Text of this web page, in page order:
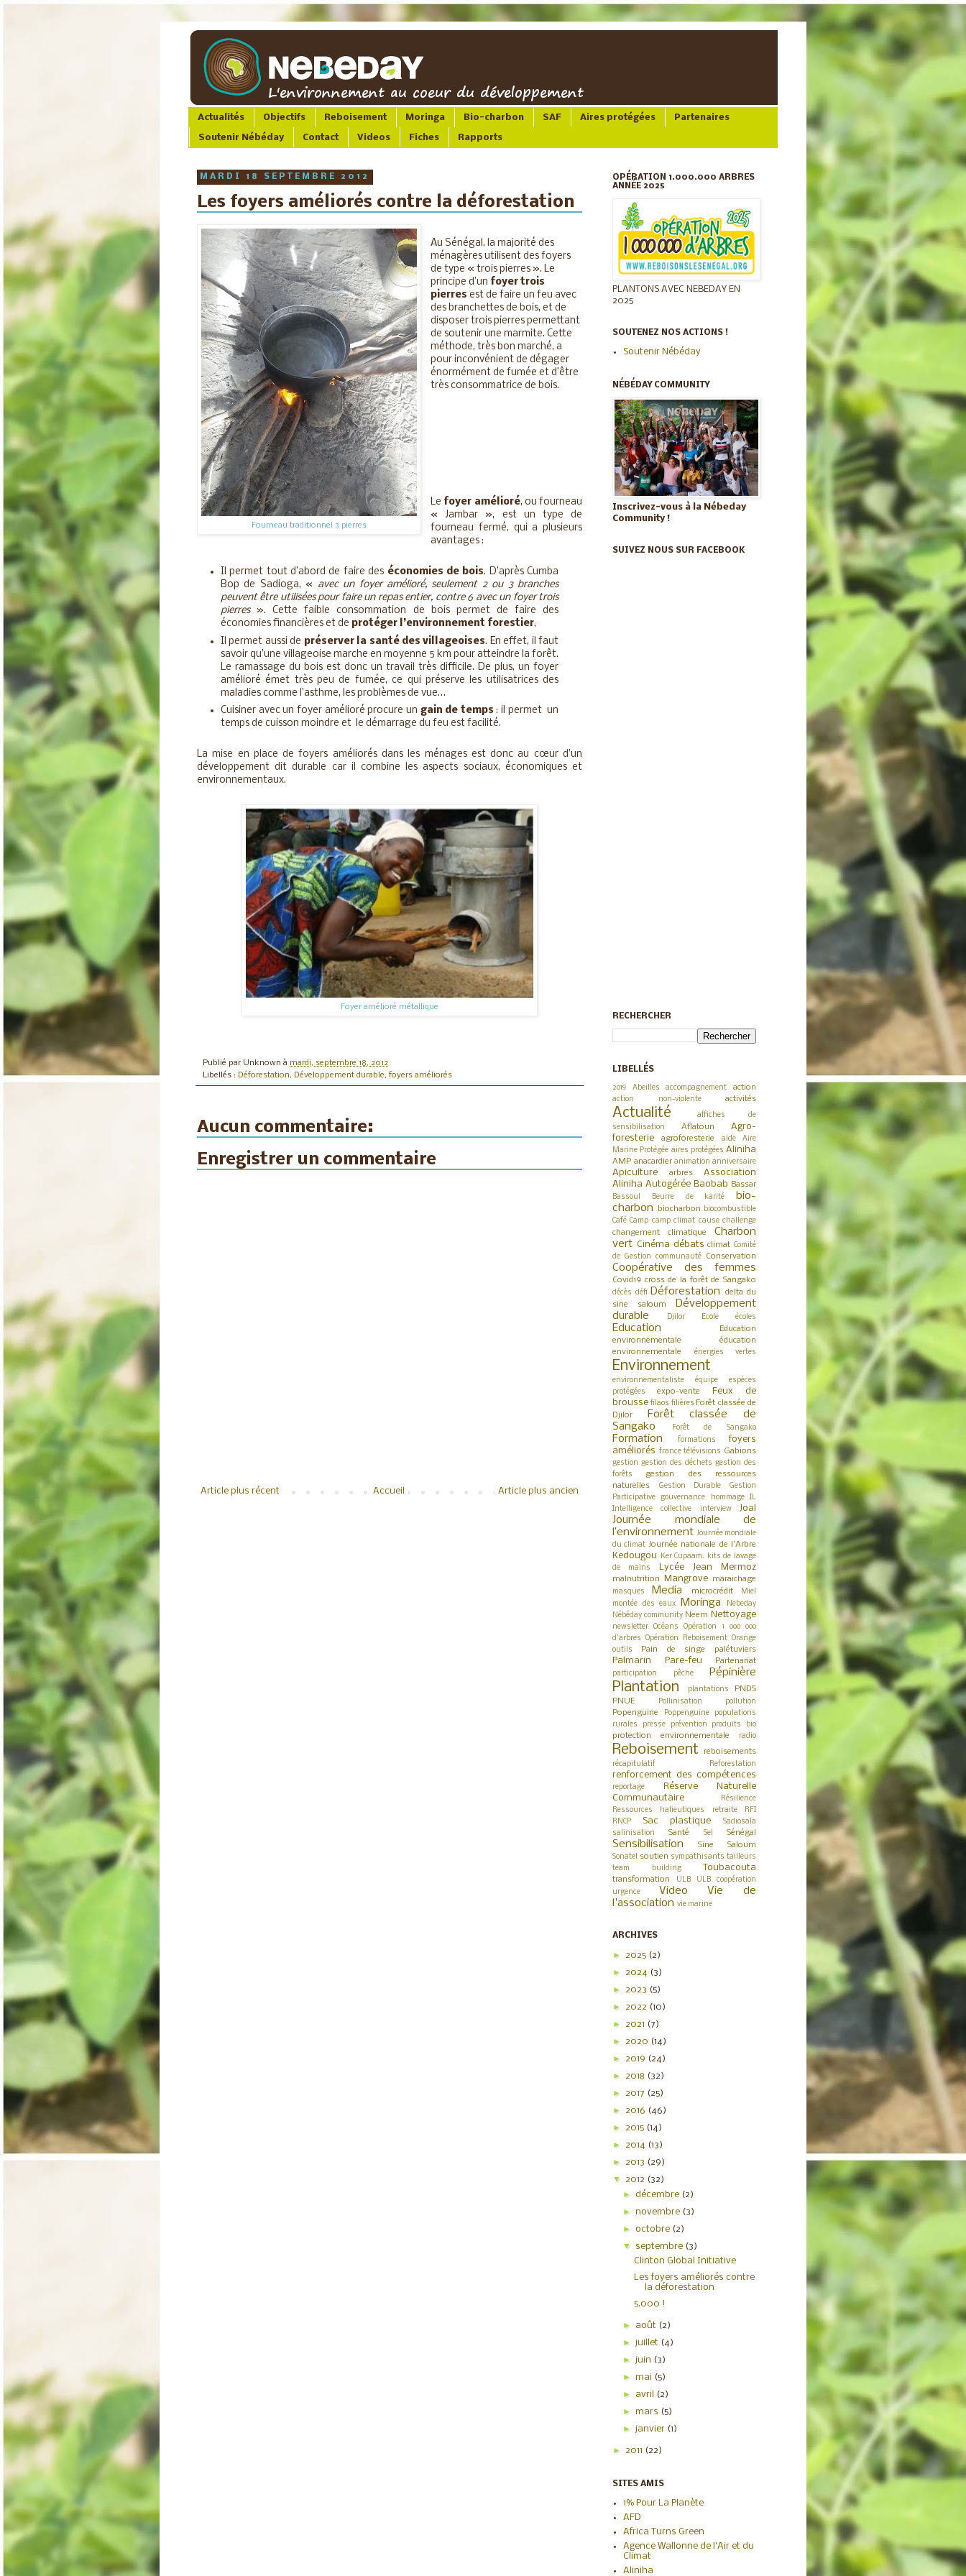
Actualités Objectifs Reboisement Moringa Bio-charbon SAF Aires protégées Partenaires
Soutenir Nébéday Contact Videos Fiches Rapports
MARDI 18 SEPTEMBRE 2012
Les foyers améliorés contre la déforestation
Fourneau traditionnel 3 pierres
Au Sénégal, la majorité des
ménagères utilisent des foyers
de type « trois pierres ». Le
principe d’un foyer trois
pierres est de faire un feu avec
des branchettes de bois, et de
disposer trois pierres permettant
de soutenir une marmite. Cette
méthode, très bon marché, a
pour inconvénient de dégager
énormément de fumée et d’être
très consommatrice de bois.
Le foyer amélioré, ou fourneau
« Jambar », est un type de
fourneau fermé, qui a plusieurs
avantages :
Il permet tout d’abord de faire des économies de bois. D’après Cumba
Bop de Sadioga, « avec un foyer amélioré, seulement 2 ou 3 branches
peuvent être utilisées pour faire un repas entier, contre 6 avec un foyer trois
pierres». Cette faible consommation de bois permet de faire des
économies financières et de protéger l’environnement forestier,
Il permet aussi de préserver la santé des villageoises. En effet, il faut
savoir qu’une villageoise marche en moyenne 5 km pour atteindre la forêt.
Le ramassage du bois est donc un travail très difficile. De plus, un foyer
amélioré émet très peu de fumée, ce qui préserve les utilisatrices des
maladies comme l’asthme, les problèmes de vue…
Cuisiner avec un foyer amélioré procure un gain de temps : il permet un
temps de cuisson moindre et le démarrage du feu est facilité.
La mise en place de foyers améliorés dans les ménages est donc au cœur d’un
développement dit durable car il combine les aspects sociaux, économiques et
environnementaux.
Foyer amélioré métallique
Publié par Unknown à mardi, septembre 18, 2012
Libellés : Déforestation, Développement durable, foyers améliorés
Aucun commentaire:
Enregistrer un commentaire
Article plus récent Article plus ancien
Accueil
OPÉRATION 1.000.000 ARBRES
ANNÉE 2025
PLANTONS AVEC NEBEDAY EN
2025
SOUTENEZ NOS ACTIONS !
Soutenir Nébéday
NÉBÉDAY COMMUNITY
Inscrivez-vous à la Nébeday
Community !
SUIVEZ NOUS SUR FACEBOOK
RECHERCHER
LIBELLÉS
2019 Abeilles accompagnement action
action non-violente activités
Actualité
affiches de
sensibilisation
Aflatoun
Agro-
foresterie
agroforesterie aide
Aire
Marine Protégée aires protégées Aliniha
AMP anacardier animation anniversaire
Apiculture arbres
Association
Aliniha Autogérée Baobab Bassar
Bassoul Beurre de karité
bio-
charbon
biocharbon biocombustible
Café Camp camp climat cause challenge
changement climatique
Charbon
vert Cinéma débats climat Comité
de Gestion
communauté Conservation
Coopérative des femmes
Covid19 cross de la forêt de Sangako
décès défi Déforestation
delta du
sine saloum
Développement
durable
Djilor Ecole écoles
Education
Education
environnementale
éducation
environnementale
énergies vertes
Environnement
environnementaliste équipe
espèces
protégées
expo-vente
Feux de
brousse filaos filières Forêt classée de
Djilor
Forêt classée de
Sangako
Forêt de Sangako
Formation formations
foyers
améliorés france télévisions Gabions
gestion gestion des déchets gestion des
forêts
gestion des ressources
naturelles
Gestion Durable
Gestion
Participative
gouvernance hommage
IL
Intelligence collective
interview Joal
Journée mondiale de
l’environnement Journée mondiale
du climat Journée nationale de l'Arbre
Kedougou Ker Cupaam.
kits de lavage
de mains
Lycée Jean Mermoz
malnutrition Mangrove maraichage
masques Media microcrédit
Miel
montée des eaux
Moringa
Nebeday
Nébéday community Neem Nettoyage
newsletter Océans
Opération 1 000 000
d'arbres
Opération Reboisement Orange
outils
Pain de singe palétuviers
Palmarin Pare-feu Partenariat
participation pêche Pépinière
Plantation plantations
PNDS
PNUE
Pollinisation pollution
Popenguine Poppenguine
populations
rurales
presse prévention produits bio
protection environnementale radio
Reboisement reboisements
récapitulatif Reforestation
renforcement des compétences
reportage
Réserve Naturelle
Communautaire
Résilience
Ressources halieutiques
retraite
RFI
RNCP
Sac plastique
Sadiosala
salinisation
Santé Sel Sénégal
Sensibilisation Sine Saloum
Sonatel soutien sympathisants tailleurs
team building
Toubacouta
transformation ULB
ULB coopération
urgence
Video
Vie de
l'association vie marine
ARCHIVES
► 2025 (2)
► 2024 (3)
► 2023 (5)
► 2022 (10)
► 2021 (7)
► 2020 (14)
► 2019 (24)
► 2018 (32)
► 2017 (25)
► 2016 (46)
► 2015 (14)
► 2014 (13)
► 2013 (29)
▼ 2012 (32)
► décembre (2)
►novembre (3)
►octobre (2)
▼ septembre (3)
Clinton Global Initiative
Les foyers améliorés contre
la déforestation
5.000 !
► août (2)
►juillet (4)
►juin (3)
►mai (5)
► avril (2)
►mars (5)
►janvier (1)
► 2011 (22)
SITES AMIS
1% Pour La Planète
AFD
Africa Turns Green
Agence Wallonne de l'Air et du
Climat
Aliniha